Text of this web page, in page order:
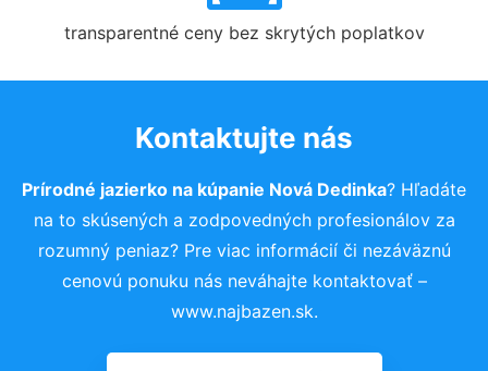
transparentné ceny bez skrytých poplatkov
Kontaktujte nás
Prírodné jazierko na kúpanie Nová Dedinka? Hľadáte
na to skúsených a zodpovedných profesionálov za
rozumný peniaz? Pre viac informácií či nezáväznú
cenovú ponuku nás neváhajte kontaktovať –
www.najbazen.sk.